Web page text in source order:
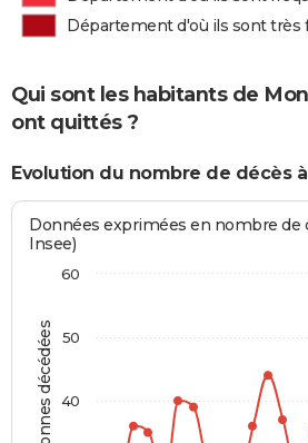
Département d'où ils sont très
Qui sont les habitants de
ont quittés ?
Evolution du nombre de décès
Personnes décédées
Données exprimées en nombre de
Insee)
40
50
60